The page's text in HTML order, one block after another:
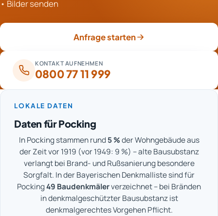
nur so belegen. Das schafft Sicherheit gegenüber der
• Bilder senden
Anfrage starten
KONTAKT AUFNEHMEN
0800 77 11 999
LOKALE DATEN
Daten für Pocking
In Pocking stammen rund 5 %der Wohngebäude aus
der Zeit vor 1919 (vor 1949: 9 %) – alte Bausubstanz
verlangt bei Brand- und Rußsanierung besondere
Sorgfalt. In der Bayerischen Denkmalliste sind für
Pocking49 Baudenkmälerverzeichnet – bei Bränden
in denkmalgeschützter Bausubstanz ist
denkmalgerechtes Vorgehen Pflicht.